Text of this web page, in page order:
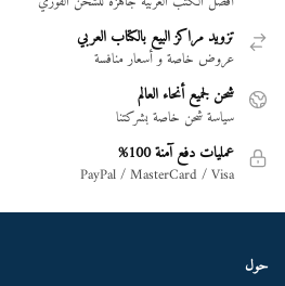
تزويد مراكز البيع بالكتاب العربي
عروض خاصة و أسعار منافسة
شحن لجميع أنحاء العالم
سياسة شحن خاصة بشركتنا
عمليات دفع آمنة 100%
PayPal / MasterCard / Visa
حول